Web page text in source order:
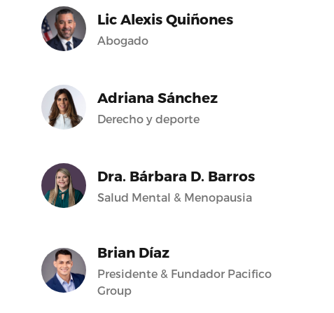
Lic Alexis Quiñones
Abogado
Adriana Sánchez
Derecho y deporte
Dra. Bárbara D. Barros
Salud Mental & Menopausia
Brian Díaz
Presidente & Fundador Pacifico
Group